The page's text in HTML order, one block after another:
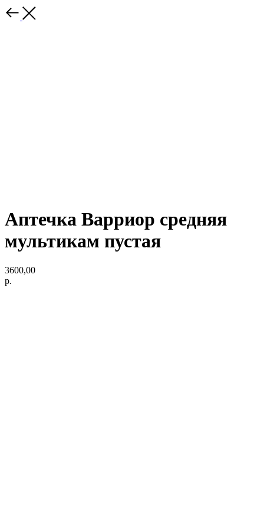
Аптечка Варриор средняя
мультикам пустая
3600,00
р.